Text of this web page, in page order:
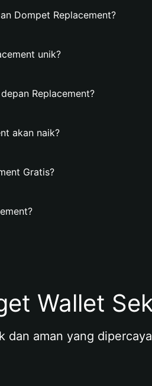
Dompet Replacement?
unik?
Replacement?
akan naik?
Gratis?
Wallet
dan aman yang